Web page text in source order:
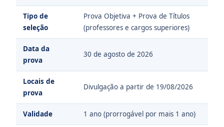
Tipo de
seleção
Prova Objetiva + Prova de Títulos
(professores e cargos superiores)
Data da
prova
30 de agosto de 2026
Locais de
prova
Divulgação a partir de 19/08/2026
Validade 1 ano (prorrogável por mais 1 ano)